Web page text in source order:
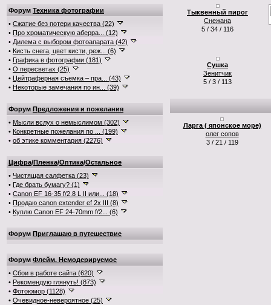
Форум Техника фотографии
• Сжатие без потери качества (22)
• Про хроматическую аберра... (12)
• Дилема с выбором фотоапарата (42)
• Кисть снега, цвет кисти, реж... (6)
• Графика в фотографии (181)
• О пересветах (25)
• Цейтраферная съемка – пра... (43)
• Некоторые замечания по ин... (39)
Форум Предложения и пожелания
• Мысли вслух о немыслимом (302)
• Конкретные пожелания по ... (199)
• об этике комментария (2276)
Цифра/Пленка/Оптика/Остальное
• Чистящая салфетка (23)
• Где брать бумагу? (1)
• Canon EF 16-35 f/2.8 L II или... (18)
• Продаю canon extender ef 2x III (8)
• Куплю Canon EF 24-70mm f/2... (6)
Форум Приглашаю в путешествие
Форум Флейм. Немодерируемое
• Сбои в работе сайта (620)
• Рекомендую глянуть! (873)
• Фотоюмор (1128)
• Очевидное-невероятное (25)
Тыквенный пирог
Снежана
5 / 34 / 116
Сушка
Зенитчик
5 / 3 / 113
Ларга ( японское море)
олег сопов
3 / 21 / 119